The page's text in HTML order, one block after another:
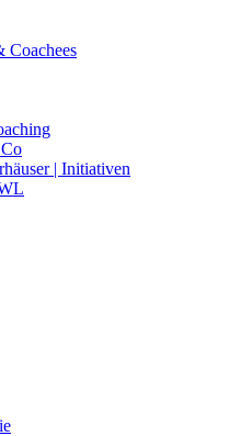
Coachees
| Initiativen